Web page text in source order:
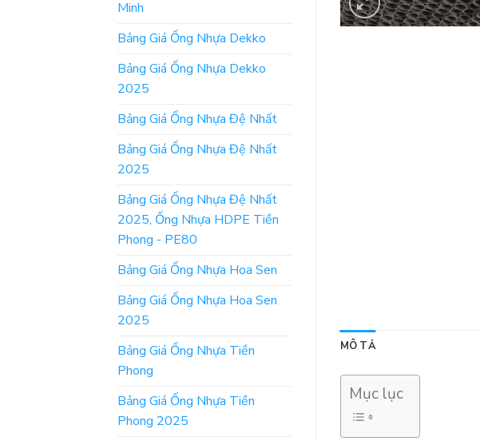
Minh
Bảng Giá Ống Nhựa Dekko
Bảng Giá Ống Nhựa Dekko
2025
Bảng Giá Ống Nhựa Đệ Nhất
Bảng Giá Ống Nhựa Đệ Nhất
2025
Bảng Giá Ống Nhựa Đệ Nhất
2025, Ống Nhựa HDPE Tiền
Phong - PE80
Bảng Giá Ống Nhựa Hoa Sen
Bảng Giá Ống Nhựa Hoa Sen
2025
Bảng Giá Ống Nhựa Tiền
Phong
Bảng Giá Ống Nhựa Tiền
Phong 2025
MÔ TẢ
Mục lục